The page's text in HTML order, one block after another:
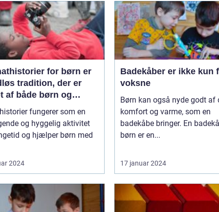
for børn er
tradition, der er
af både børn og
over hele verden
fungerer som en
og hyggelig aktivitet
og hjælper børn med
2024
Badekåber er ikke kun
voksne
Børn kan også nyde godt af
komfort og varme, som en
badekåbe bringer. En
børn er en...
17 januar 2024